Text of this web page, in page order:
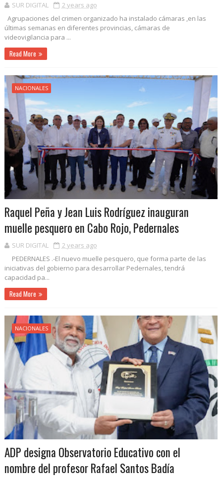
SUR DIGITAL
2 years ago
Agrupaciones del crimen organizado ha instalado cámaras ,en las
últimas semanas en diferentes provincias, cámaras de
videovigilancia para ...
Read More
NACIONALES
Raquel Peña y Jean Luis Rodríguez inauguran
muelle pesquero en Cabo Rojo, Pedernales
SUR DIGITAL
2 years ago
PEDERNALES .-El nuevo muelle pesquero, que forma parte de las
iniciativas del gobierno para desarrollar Pedernales, tendrá
capacidad pa...
Read More
NACIONALES
ADP designa Observatorio Educativo con el
nombre del profesor Rafael Santos Badía